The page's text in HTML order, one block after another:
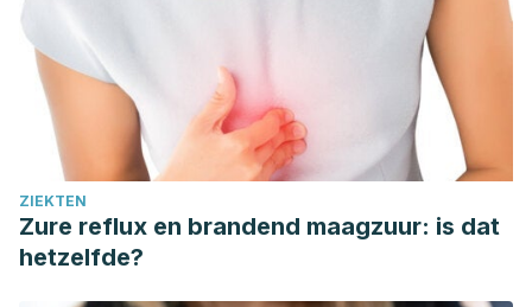
of systematic reviews and meta-analyses in humans. Nutr
ZIEKTEN
Zure reflux en brandend maagzuur: is dat
hetzelfde?